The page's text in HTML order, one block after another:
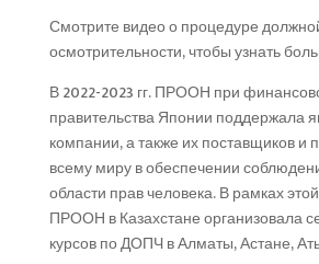
Смотрите видео о процедуре
осмотрительности, чтобы узнать
В 2022-2023 гг. ПРООН при
правительства Японии поддержала
компании, а также их поставщиков и
всему миру в обеспечении
области прав человека. В рамках
ПРООН в Казахстане организовала
курсов по ДОПЧ в Алматы, Астане,